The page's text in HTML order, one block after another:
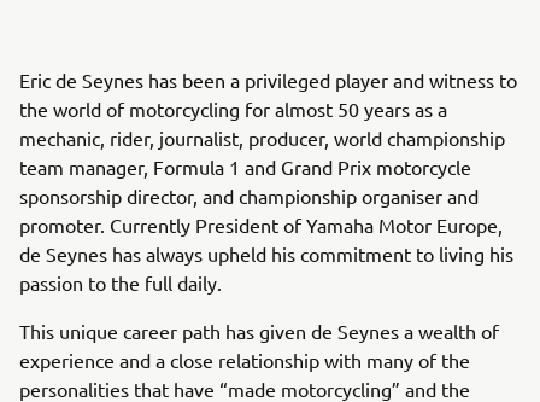
Eric de Seynes has been a privileged player and witness to
the world of motorcycling for almost 50 years as a
mechanic, rider, journalist, producer, world championship
team manager, Formula 1 and Grand Prix motorcycle
sponsorship director, and championship organiser and
promoter. Currently President of Yamaha Motor Europe,
de Seynes has always upheld his commitment to living his
passion to the full daily.
This unique career path has given de Seynes a wealth of
experience and a close relationship with many of the
personalities that have “made motorcycling” and the